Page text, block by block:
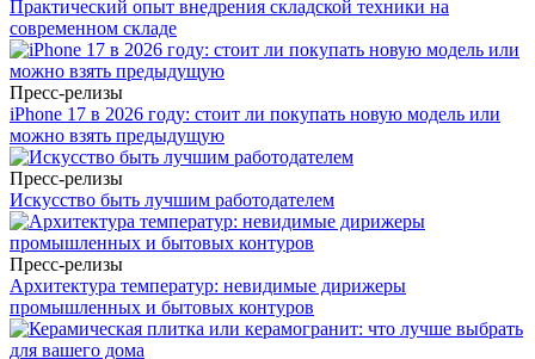
Практический опыт внедрения складской техники на
современном складе
Пресс-релизы
iPhone 17 в 2026 году: стоит ли покупать новую модель или
можно взять предыдущую
Пресс-релизы
Искусство быть лучшим работодателем
Пресс-релизы
Архитектура температур: невидимые дирижеры
промышленных и бытовых контуров